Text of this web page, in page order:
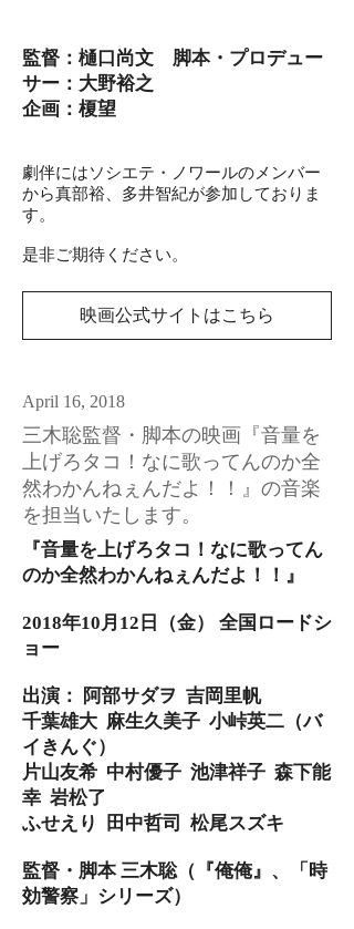
監督：樋口尚文 脚本・プロデュー
サー：大野裕之
企画：榎望
劇伴にはソシエテ・ノワールのメンバー
から真部裕、多井智紀が参加しておりま
す。
​是非ご期待ください。
映画公式サイトはこちら
April 16, 2018
三木聡監督・脚本の映画『音量を
上げろタコ！なに歌ってんのか全
然わかんねぇんだよ！！』の音楽
を担当いたします。
『音量を上げろタコ！なに歌ってん
のか全然わかんねぇんだよ！！』​​
2018年10月12日（金） 全国ロードシ
ョー
出演：
阿部サダヲ 吉岡里帆
千葉雄大 麻生久美子 小峠英二（バ
イきんぐ）
片山友希 中村優子 池津祥子 森下能
幸 岩松了
ふせえり 田中哲司 松尾スズキ
監督・脚本 三木聡（『俺俺』、「時
効警察」シリーズ）